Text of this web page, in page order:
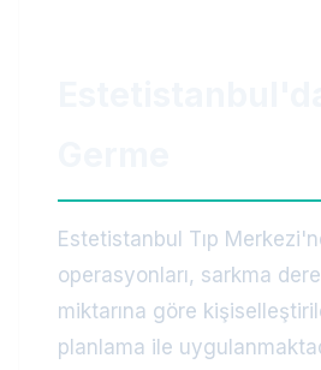
Estetistanbul Tıp
operasyonları, sarkma
miktarına göre
planlama ile